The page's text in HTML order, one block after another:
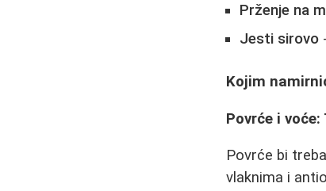
Prženje na
Jesti sirovo
Kojim
Povrće i
Povrće bi
vlaknima i